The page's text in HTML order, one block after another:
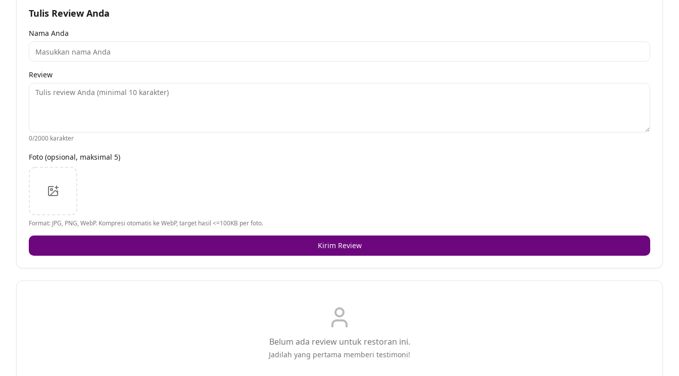
Tulis Review Anda
Nama Anda
Review
0/2000 karakter
Foto (opsional, maksimal 5)
Format: JPG, PNG, WebP. Kompresi otomatis ke WebP, target hasil <=100KB per foto.
Kirim Review
Belum ada review untuk restoran ini.
Jadilah yang pertama memberi testimoni!